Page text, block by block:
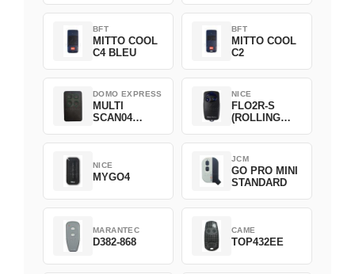
BFT
MITTO COOL
C4 BLEU
BFT
MITTO COOL
C2
DOMO EXPRESS
MULTI
SCAN04
NICE
FLO2R-S
(ROLLING
NICE
MYGO4
JCM
GO PRO MINI
STANDARD
MARANTEC
D382-868
CAME
TOP432EE